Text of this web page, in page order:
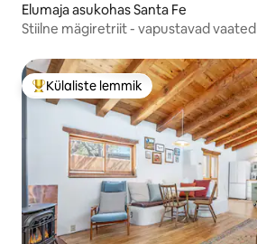
Elumaja asukohas Santa Fe
Stiilne mägiretriit - vapustavad vaated
Külaliste suur lemmik
Külaliste lemmik